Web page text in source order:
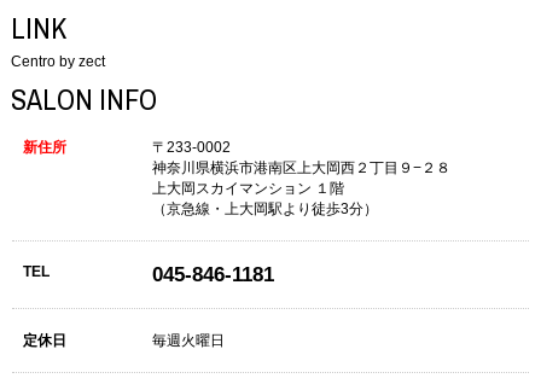
LINK
Centro by zect
SALON INFO
新住所
〒233-0002
神奈川県横浜市港南区上大岡西２丁目９−２８
上大岡スカイマンション １階
（京急線・上大岡駅より徒歩3分）
TEL 045-846-1181
定休日 毎週火曜日